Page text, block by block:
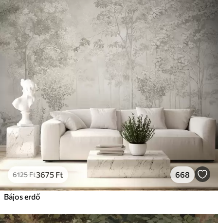
6125Ft3675 Ft 668
Bájos erdő